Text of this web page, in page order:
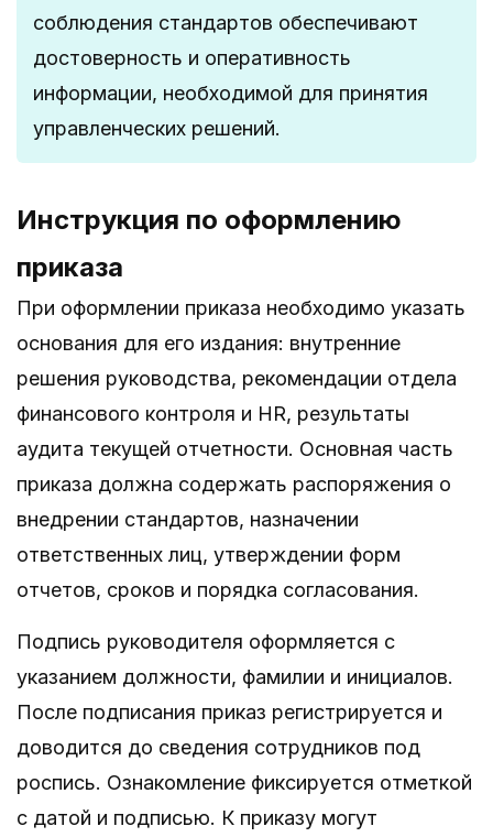
соблюдения стандартов обеспечивают
достоверность и оперативность
информации, необходимой для принятия
управленческих решений.
Инструкция по оформлению
приказа
При оформлении приказа необходимо указать
основания для его издания: внутренние
решения руководства, рекомендации отдела
финансового контроля и HR, результаты
аудита текущей отчетности. Основная часть
приказа должна содержать распоряжения о
внедрении стандартов, назначении
ответственных лиц, утверждении форм
отчетов, сроков и порядка согласования.
Подпись руководителя оформляется с
указанием должности, фамилии и инициалов.
После подписания приказ регистрируется и
доводится до сведения сотрудников под
роспись. Ознакомление фиксируется отметкой
с датой и подписью. К приказу могут